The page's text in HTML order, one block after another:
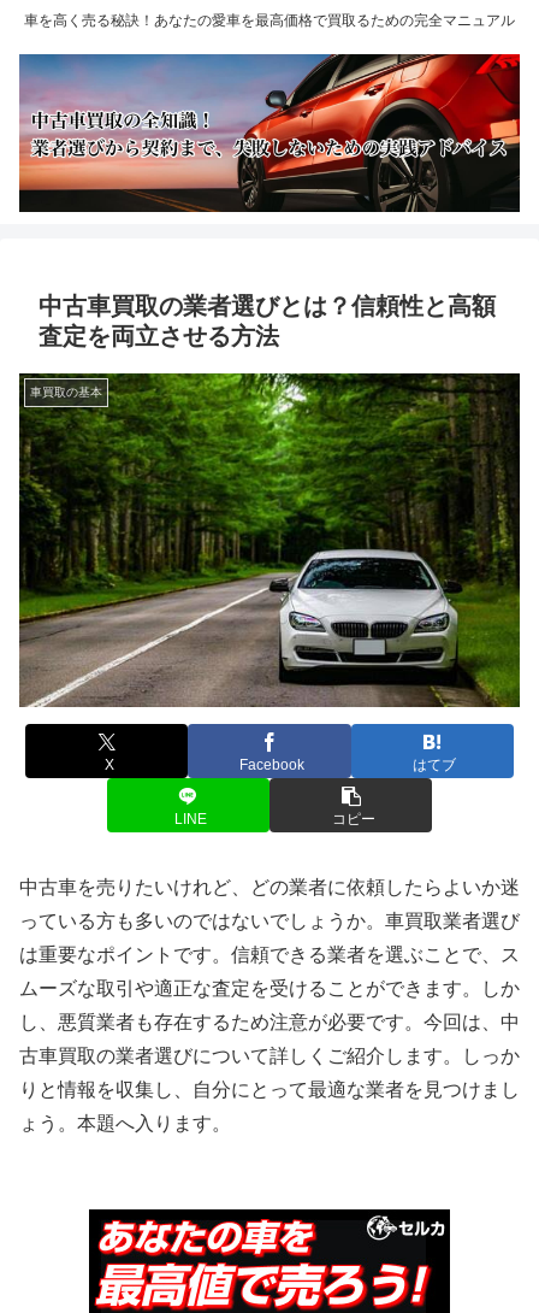
車を高く売る秘訣！あなたの愛車を最高価格で買取るための完全マニュアル
中古車買取の業者選びとは？信頼性と高額
査定を両立させる方法
車買取の基本
X Facebook はてブ
LINE コピー
中古車を売りたいけれど、どの業者に依頼したらよいか迷
っている方も多いのではないでしょうか。車買取業者選び
は重要なポイントです。信頼できる業者を選ぶことで、ス
ムーズな取引や適正な査定を受けることができます。しか
し、悪質業者も存在するため注意が必要です。今回は、中
古車買取の業者選びについて詳しくご紹介します。しっか
りと情報を収集し、自分にとって最適な業者を見つけまし
ょう。本題へ入ります。